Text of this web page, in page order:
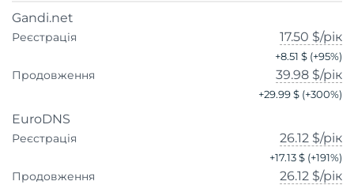
Gandi.net
Реєстрація 17.50 $/рік
+8.51 $ (+95%)
Продовження 39.98 $/рік
+29.99 $ (+300%)
EuroDNS
Реєстрація 26.12 $/рік
+17.13 $ (+191%)
Продовження 26.12 $/рік